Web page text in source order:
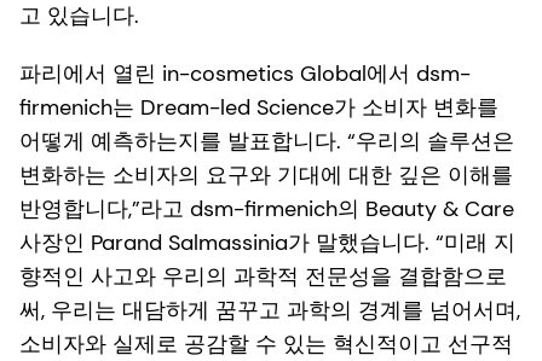
고 있습니다.
파리에서 열린 in-cosmetics Global에서 dsm-
firmenich는 Dream-led Science가 소비자 변화를
어떻게 예측하는지를 발표합니다. “우리의 솔루션은
변화하는 소비자의 요구와 기대에 대한 깊은 이해를
반영합니다,”라고 dsm-firmenich의 Beauty & Care
사장인 Parand Salmassinia가 말했습니다. “미래 지
향적인 사고와 우리의 과학적 전문성을 결합함으로
써, 우리는 대담하게 꿈꾸고 과학의 경계를 넘어서며,
소비자와 실제로 공감할 수 있는 혁신적이고 선구적